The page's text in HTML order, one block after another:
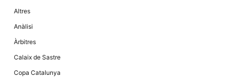
Altres
Anàlisi
Àrbitres
Calaix de Sastre
Copa Catalunya